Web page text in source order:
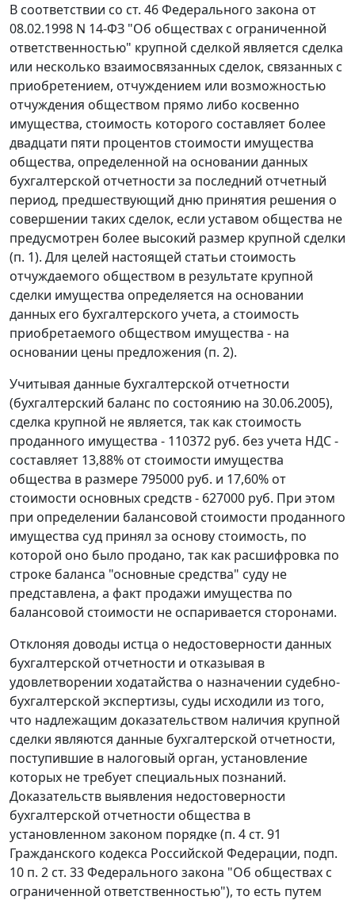
В соответствии со ст. 46 Федерального закона от
08.02.1998 N 14-ФЗ "Об обществах с ограниченной
ответственностью" крупной сделкой является сделка
или несколько взаимосвязанных сделок, связанных с
приобретением, отчуждением или возможностью
отчуждения обществом прямо либо косвенно
имущества, стоимость которого составляет более
двадцати пяти процентов стоимости имущества
общества, определенной на основании данных
бухгалтерской отчетности за последний отчетный
период, предшествующий дню принятия решения о
совершении таких сделок, если уставом общества не
предусмотрен более высокий размер крупной сделки
(п. 1). Для целей настоящей статьи стоимость
отчуждаемого обществом в результате крупной
сделки имущества определяется на основании
данных его бухгалтерского учета, а стоимость
приобретаемого обществом имущества - на
основании цены предложения (п. 2).
Учитывая данные бухгалтерской отчетности
(бухгалтерский баланс по состоянию на 30.06.2005),
сделка крупной не является, так как стоимость
проданного имущества - 110372 руб. без учета НДС -
составляет 13,88% от стоимости имущества
общества в размере 795000 руб. и 17,60% от
стоимости основных средств - 627000 руб. При этом
при определении балансовой стоимости проданного
имущества суд принял за основу стоимость, по
которой оно было продано, так как расшифровка по
строке баланса "основные средства" суду не
представлена, а факт продажи имущества по
балансовой стоимости не оспаривается сторонами.
Отклоняя доводы истца о недостоверности данных
бухгалтерской отчетности и отказывая в
удовлетворении ходатайства о назначении судебно-
бухгалтерской экспертизы, суды исходили из того,
что надлежащим доказательством наличия крупной
сделки являются данные бухгалтерской отчетности,
поступившие в налоговый орган, установление
которых не требует специальных познаний.
Доказательств выявления недостоверности
бухгалтерской отчетности общества в
установленном законом порядке (п. 4 ст. 91
Гражданского кодекса Российской Федерации, подп.
10 п. 2 ст. 33 Федерального закона "Об обществах с
ограниченной ответственностью"), то есть путем